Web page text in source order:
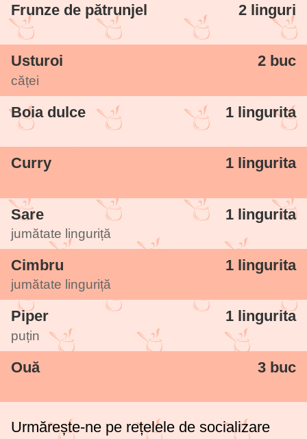
Frunze de pătrunjel 2 linguri
Usturoi 2 buc
căței
Boia dulce 1 lingurita
Curry 1 lingurita
Sare 1 lingurita
jumătate linguriță
Cimbru 1 lingurita
jumătate linguriță
Piper 1 lingurita
puțin
Ouă 3 buc
Urmărește-ne pe rețelele de socializare